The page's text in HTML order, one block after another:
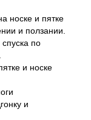
носке и пятке
и ползании.
по
и носке
и